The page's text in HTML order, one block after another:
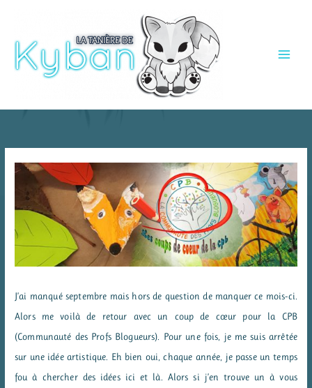
contenu
J’ai manqué septembre mais hors de question de manquer ce mois-ci.
Alors me voilà de retour avec un coup de cœur pour la CPB
(Communauté des Profs Blogueurs). Pour une fois, je me suis arrêtée
sur une idée artistique. Eh bien oui, chaque année, je passe un temps
fou à chercher des idées ici et là. Alors si j’en trouve un à vous